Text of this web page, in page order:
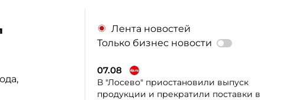
Лента новостей
Только бизнес новости
07.08
В "Лосево" приостановили выпуск
продукции и прекратили поставки в